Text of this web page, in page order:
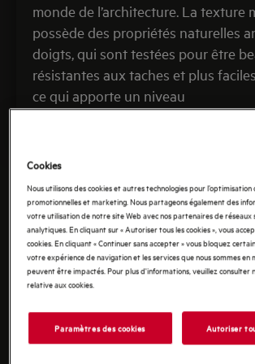
monde de l’architecture. La texture
possède des propriétés naturelles
doigts, qui sont testées pour être
résistantes aux taches et plus
ce qui apporte un niveau
de performance avancé.
LE DESIGN
NOTRE
BLACK POUR
Cookies
Nous utilisons des cookies et autres technologies pour l’optimisation
promotionnelles et marketing. Nous partageons également des
votre utilisation de notre site Web avec nos partenaires de réseaux
analytiques. En cliquant sur « Autoriser tous les cookies », vous
cookies. En cliquant « Continuer sans accepter » vous bloquez
votre expérience de navigation et les services que nous sommes en
peuvent être impactés. Pour plus d'informations, veuillez consulter
relative aux cookies.
Paramètres des cookies Autoriser